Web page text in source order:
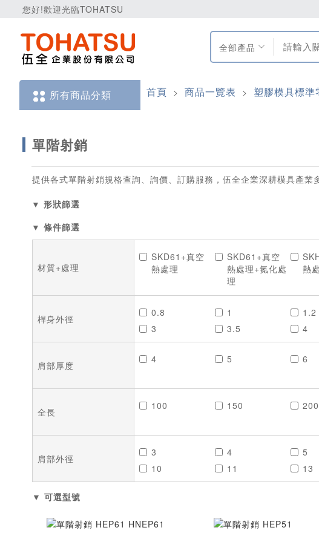
您好!歡迎光臨TOHATSU
全部產品
所有商品分類 首頁 > 商品一覽表 > 塑膠模具標準
單階射銷
提供各式單階射銷規格查詢、詢價、訂購服務，伍全企業深耕模具產
▼ 形狀篩選
▼ 條件篩選
材質+處理
SKD61+真空
熱處理
SKD61+真空
熱處理+氮化處
理
熱
桿身外徑
0.8 1 1.2
3
3.5 4
6.5
7 8
肩部厚度
4 5 6
全長
100 150 200
肩部外徑
3 4 5
10
11 13
▼ 可選型號